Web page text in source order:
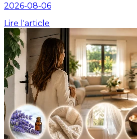
2026-08-06
Lire l'article